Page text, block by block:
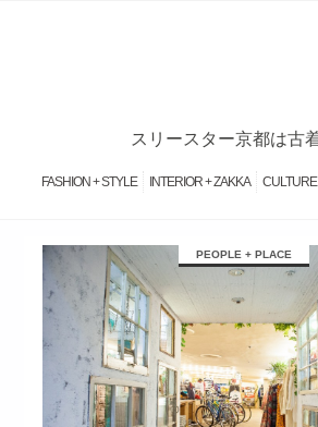
スリースター京都は古
FASHION + STYLE INTERIOR + ZAKKA
займ на карту онлайн без отказаPEOPLE + PLACE